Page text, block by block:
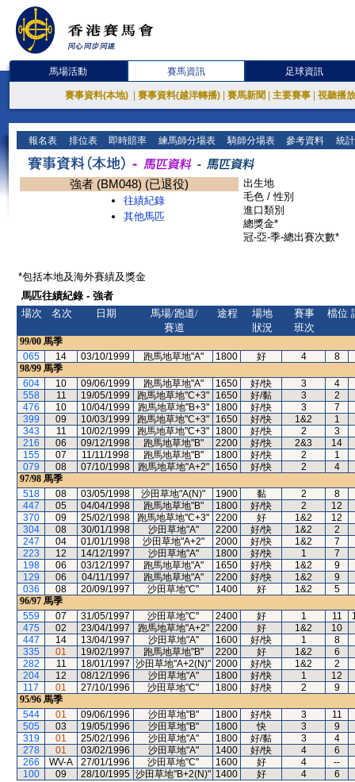
馬場活動 賽馬資訊 足球資訊
賽事資料(本地) 賽事資料(越洋轉播) 賽馬新聞 主要賽事 視聽播
報名表 排位表 即時賠率 練馬師分場表 騎師分場表 參考資料 統
強者 (BM048) (已退役)
往績紀錄
其他馬匹
出生地
毛色 / 性別
進口類別
總獎金*
冠-亞-季-總出賽次數*
*包括本地及海外賽績及獎金
馬匹往績紀錄 - 強者
場次
名次 日期
馬場/跑道/
賽道
途程
場地
狀況
賽事
班次
檔位
99/00 馬季
065
14 03/10/1999 跑馬地草地"A" 1800 好 4 8
98/99 馬季
604
10 09/06/1999 跑馬地草地"A" 1650 好/快 3 4
558
11 19/05/1999 跑馬地草地"C+3" 1650 好/黏 3 2
476
10 10/04/1999 跑馬地草地"B+3" 1800 好/快 3 7
399
09 10/03/1999 跑馬地草地"C+3" 1650 好/快 1&2 1
343
11 10/02/1999 跑馬地草地"C+3" 1800 好/快 2 3
216
06 09/12/1998 跑馬地草地"B" 2200 好/快 2&3 14
155
07 11/11/1998 跑馬地草地"B" 1800 好/快 2 1
079
08 07/10/1998 跑馬地草地"A+2" 1650 好/快 2 4
97/98 馬季
518
08 03/05/1998 沙田草地"A(N)" 1900 黏 2 8
447
05 04/04/1998 跑馬地草地"B" 1800 好/快 2 12
370
09 25/02/1998 跑馬地草地"C+3" 2200 好 1&2 12
304
08 30/01/1998 沙田草地"A" 2200 好/快 1&2 2
247
04 01/01/1998 沙田草地"A+2" 2000 好/快 1&2 7
223
12 14/12/1997 沙田草地"A" 1800 好/快 1 7
198
06 03/12/1997 跑馬地草地"A" 1650 好/快 1&2 9
129
06 04/11/1997 跑馬地草地"A" 2200 好/快 1&2 9
036
08 20/09/1997 沙田草地"C" 1400 好 1&2 5
96/97 馬季
559
07 31/05/1997 沙田草地"C" 2400 好 1 11
475
02 23/04/1997 跑馬地草地"A+2" 2200 好 1&2 10
447
14 13/04/1997 沙田草地"A" 1600 好/快 1 8
335
01 19/02/1997 跑馬地草地"B" 2200 好 1&2 6
282
11 18/01/1997 沙田草地"A+2(N)" 2000 好/快 1&2 2
204
12 08/12/1996 沙田草地"A" 1800 好/快 1 12
117
01 27/10/1996 沙田草地"C" 1800 好/快 2 9
95/96 馬季
544
01 09/06/1996 沙田草地"B" 1800 好/快 3 11
505
03 19/05/1996 沙田草地"B" 1800 快 3 9
319
01 25/02/1996 沙田草地"A" 1800 好/黏 3 4
278
01 03/02/1996 沙田草地"A" 1400 好/快 4 6
266
WV-A 27/01/1996 沙田草地"C" 1600 好 4 --
100
09 28/10/1995 沙田草地"B+2(N)" 1400 好 4 6